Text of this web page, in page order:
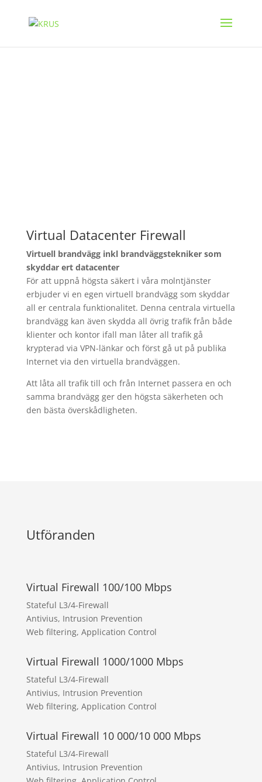
Virtual Datacenter Firewall
Virtuell brandvägg inkl brandväggstekniker som
skyddar ert datacenter
För att uppnå högsta säkert i våra molntjänster
erbjuder vi en egen virtuell brandvägg som skyddar
all er centrala funktionalitet. Denna centrala virtuella
brandvägg kan även skydda all övrig trafik från både
klienter och kontor ifall man låter all trafik gå
krypterad via VPN-länkar och först gå ut på publika
Internet via den virtuella brandväggen.
Att låta all trafik till och från Internet passera en och
samma brandvägg ger den högsta säkerheten och
den bästa överskådligheten.
Utföranden
Virtual Firewall 100/100 Mbps
Stateful L3/4-Firewall
Antivius, Intrusion Prevention
Web filtering, Application Control
Virtual Firewall 1000/1000 Mbps
Stateful L3/4-Firewall
Antivius, Intrusion Prevention
Web filtering, Application Control
Virtual Firewall 10 000/10 000 Mbps
Stateful L3/4-Firewall
Antivius, Intrusion Prevention